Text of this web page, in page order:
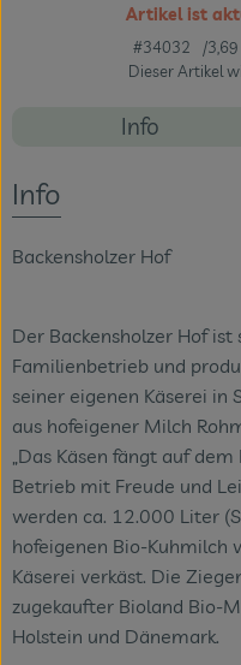
Das Konzept
Firmenkunden
Veranstaltungen
Artikel ist
#34032 3,69
Dieser Artikel
Info
Info
Backensholzer Hof
Der Backensholzer Hof
Familienbetrieb und
seiner eigenen Käserei in
aus hofeigener Milch
„Das Käsen fängt auf
Betrieb mit Freude und
werden ca. 12.000 Liter
hofeigenen Bio-Kuhmilch
Käserei verkäst. Die
zugekaufter Bioland Bio-
Holstein und Dänemark.